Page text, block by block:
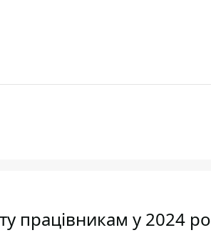
працівникам у 2024